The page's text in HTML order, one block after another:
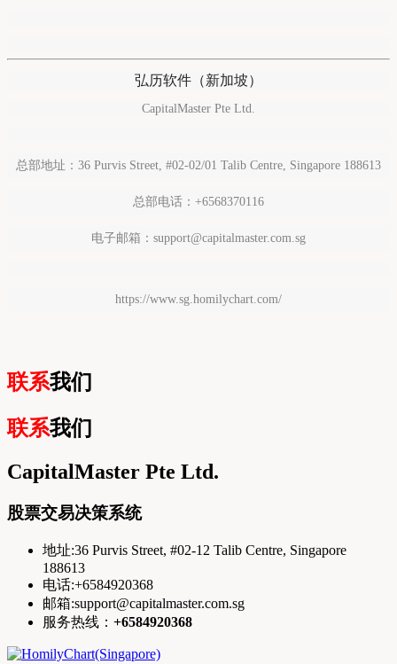
弘历软件（新加坡）
CapitalMaster Pte Ltd.
总部地址： 36 Purvis Street, #02-02/01 Talib Centre, Singapore 188613
总部电话： +6568370116
电子邮箱： support@capitalmaster.com.sg
https://www.sg.homilychart.com/
联系我们
联系我们
CapitalMaster Pte Ltd.
股票交易决策系统
地址:36 Purvis Street, #02-12 Talib Centre, Singapore
188613
电话:+6584920368
邮箱:support@capitalmaster.com.sg
服务热线： +6584920368